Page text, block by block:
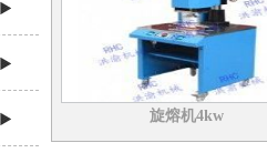
旋熔机4kw